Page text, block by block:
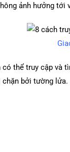
ảnh hưởng
có thể truy cập
bởi tường lửa.